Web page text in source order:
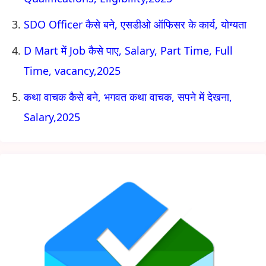
SDO Officer कैसे बने, एसडीओ ऑफिसर के कार्य, योग्यता
D Mart में Job कैसे पाए, Salary, Part Time, Full
Time, vacancy,2025
कथा वाचक कैसे बने, भगवत कथा वाचक, सपने में देखना,
Salary,2025